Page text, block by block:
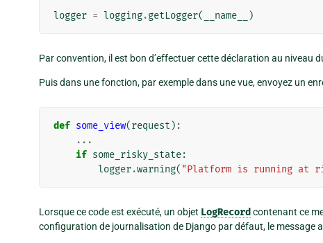
logger = logging.getLogger( __name__ )
Par convention, il est bon d’effectuer cette déclaration au niveau
Puis dans une fonction, par exemple dans une vue, envoyez un
def some_view(request ):
...
if some_risky_state:
logger.warning( "Platform is running at
Lorsque ce code est exécuté, un objet LogRecord contenant ce
configuration de journalisation de Django par défaut, le message